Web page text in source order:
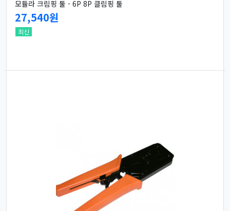
모듈라 크림핑 툴 - 6P 8P 클림핑 툴
27,540원
최신